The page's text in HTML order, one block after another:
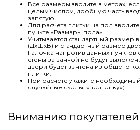
Все размеры вводите в метрах,
целым числом, дробную часть
запятую.
Для расчета плитки на пол
пункте «Размеры пола».
Учитывается стандартный размер
(ДхШхВ) и стандартный размер
Галочка напротив данных пунктов
стены за ванной не будут
двери будет вычтена из общего
плитки.
При расчете укажите
случайные сколы, «подгонку»).
Вниманию покупателей